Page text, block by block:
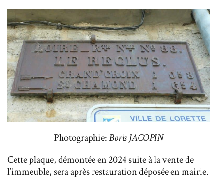
Photographie:Boris JACOPIN
Cette plaque, démontée en 2024 suite à la vente de
l’immeuble, sera après restauration déposée en mairie.